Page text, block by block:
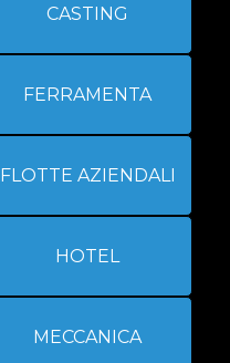
CASTING
FERRAMENTA
FLOTTE AZIENDALI
HOTEL
MECCANICA